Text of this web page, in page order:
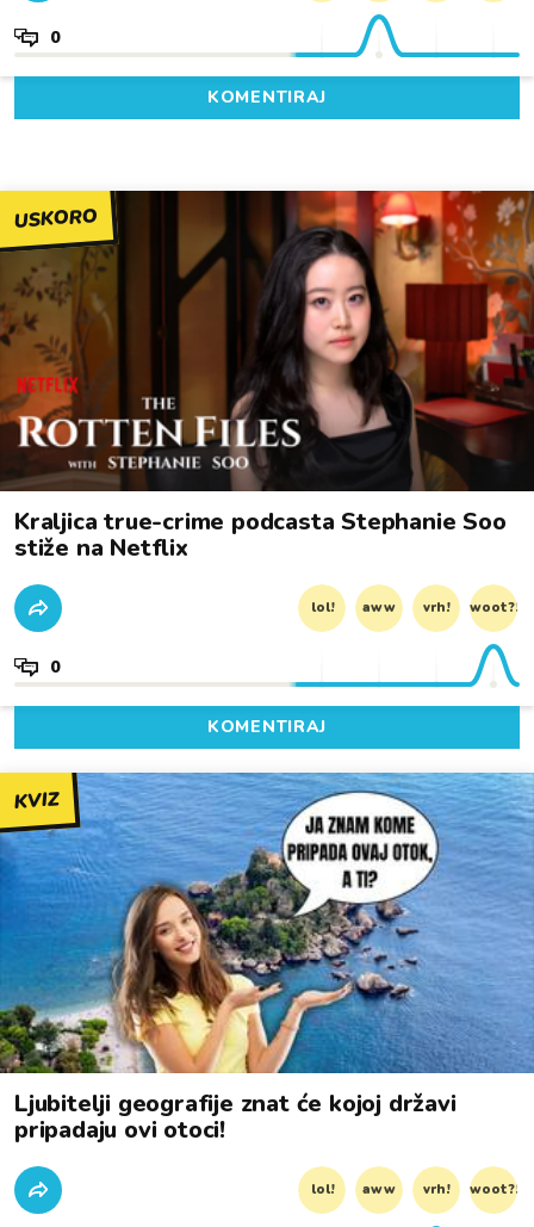
0
KOMENTIRAJ
USKORO
Kraljica true-crime podcasta Stephanie Soo
stiže na Netflix
lol! aww vrh! woot?!
0
KOMENTIRAJ
KVIZ
Ljubitelji geografije znat će kojoj državi
pripadaju ovi otoci!
lol! aww vrh! woot?!